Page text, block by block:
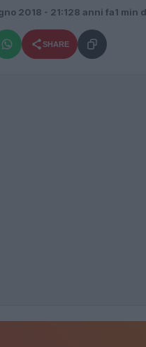
2018 - 21:128 anni fa1 min
SHARE